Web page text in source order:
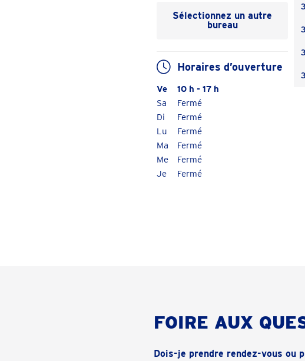
Sélectionnez un autre
bureau
Horaires d’ouverture
10 h - 17 h
Fermé
Fermé
Fermé
Fermé
Fermé
Fermé
FOIRE AUX
Dois-je prendre rendez-vous ou